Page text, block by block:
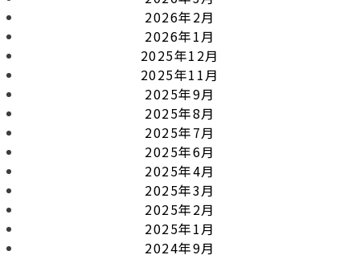
2026年2月
2026年1月
2025年12月
2025年11月
2025年9月
2025年8月
2025年7月
2025年6月
2025年4月
2025年3月
2025年2月
2025年1月
2024年9月